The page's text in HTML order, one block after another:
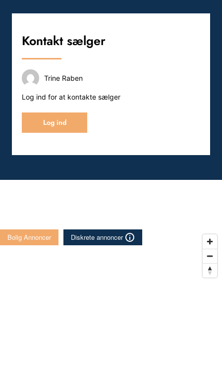
Kontakt sælger
Trine Raben
Log ind for at kontakte sælger
Log ind
Bolig Annoncer Diskrete annoncer